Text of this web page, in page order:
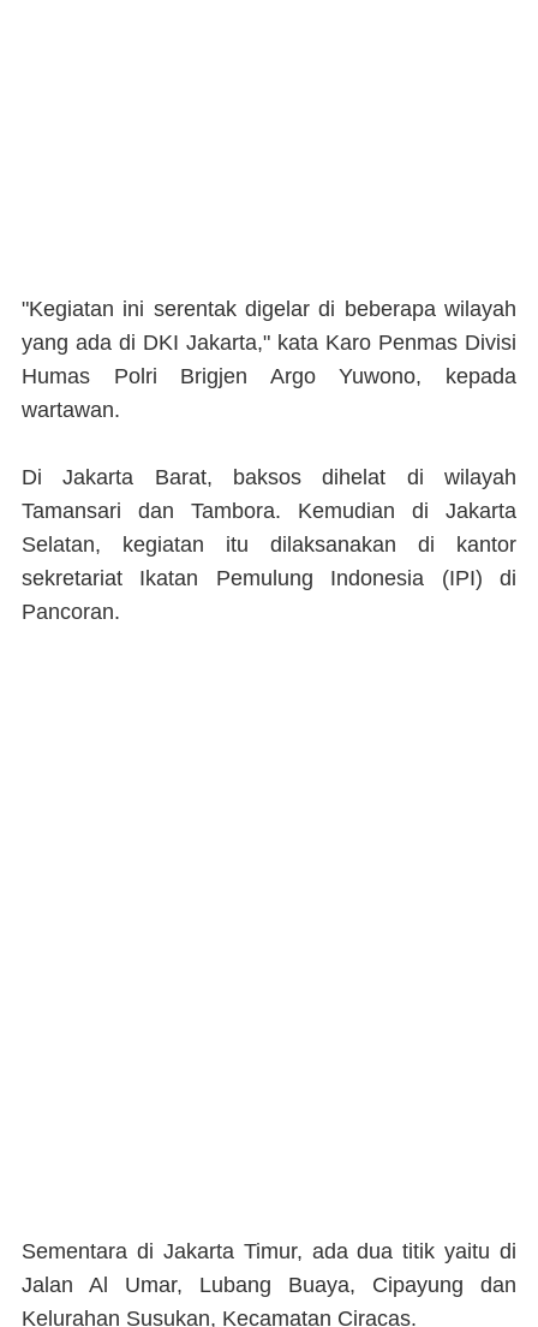
"Kegiatan ini serentak digelar di beberapa wilayah
yang ada di DKI Jakarta," kata Karo Penmas Divisi
Humas Polri Brigjen Argo Yuwono, kepada
wartawan.
Di Jakarta Barat, baksos dihelat di wilayah
Tamansari dan Tambora. Kemudian di Jakarta
Selatan, kegiatan itu dilaksanakan di kantor
sekretariat Ikatan Pemulung Indonesia (IPI) di
Pancoran.
Sementara di Jakarta Timur, ada dua titik yaitu di
Jalan Al Umar, Lubang Buaya, Cipayung dan
Kelurahan Susukan, Kecamatan Ciracas.